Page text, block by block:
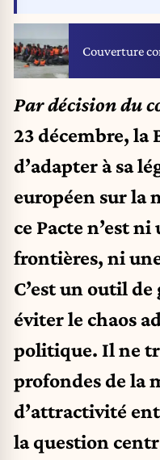
Couverture
Par décision du
23 décembre, la
d’adapter à sa
européen sur la
ce Pacte n’est
frontières, ni
C’est un outil
éviter le chaos
politique. Il ne
profondes de la
d’attractivité
la question